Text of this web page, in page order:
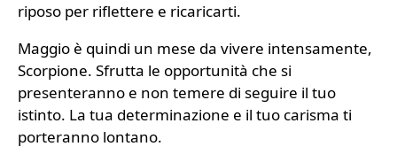
riposo per riflettere e ricaricarti.
Maggio è quindi un mese da vivere intensamente,
Scorpione. Sfrutta le opportunità che si
presenteranno e non temere di seguire il tuo
istinto. La tua determinazione e il tuo carisma ti
porteranno lontano.